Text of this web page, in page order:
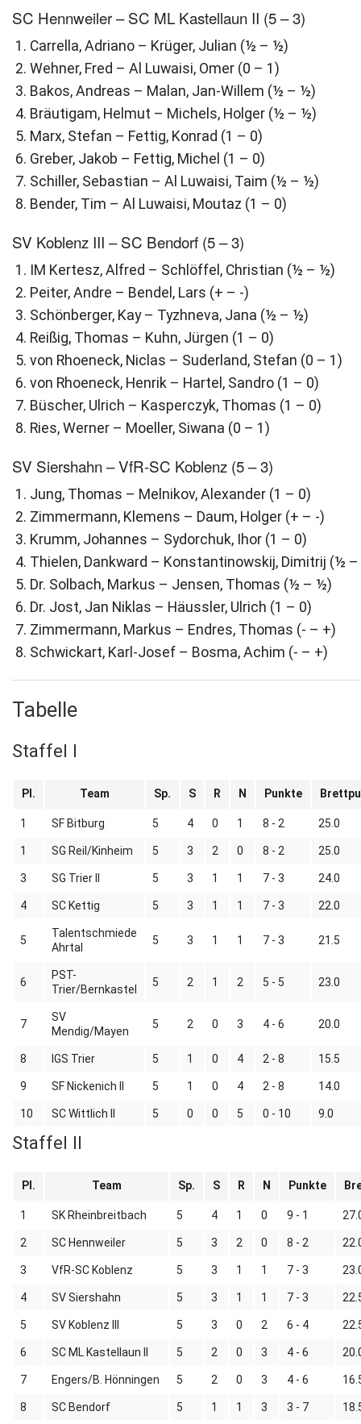
SC Hennweiler – SC ML Kastellaun II (5 – 3)
Carrella, Adriano – Krüger, Julian (½ – ½)
Wehner, Fred – Al Luwaisi, Omer (0 – 1)
Bakos, Andreas – Malan, Jan-Willem (½ – ½)
Bräutigam, Helmut – Michels, Holger (½ – ½)
Marx, Stefan – Fettig, Konrad (1 – 0)
Greber, Jakob – Fettig, Michel (1 – 0)
Schiller, Sebastian – Al Luwaisi, Taim (½ – ½)
Bender, Tim – Al Luwaisi, Moutaz (1 – 0)
SV Koblenz III – SC Bendorf (5 – 3)
IM Kertesz, Alfred – Schlöffel, Christian (½ – ½)
Peiter, Andre – Bendel, Lars (+ – -)
Schönberger, Kay – Tyzhneva, Jana (½ – ½)
Reißig, Thomas – Kuhn, Jürgen (1 – 0)
von Rhoeneck, Niclas – Suderland, Stefan (0 – 1)
von Rhoeneck, Henrik – Hartel, Sandro (1 – 0)
Büscher, Ulrich – Kasperczyk, Thomas (1 – 0)
Ries, Werner – Moeller, Siwana (0 – 1)
SV Siershahn – VfR-SC Koblenz (5 – 3)
Jung, Thomas – Melnikov, Alexander (1 – 0)
Zimmermann, Klemens – Daum, Holger (+ – -)
Krumm, Johannes – Sydorchuk, Ihor (1 – 0)
Thielen, Dankward – Konstantinowskij, Dimitrij (½
Dr. Solbach, Markus – Jensen, Thomas (½ – ½)
Dr. Jost, Jan Niklas – Häussler, Ulrich (1 – 0)
Zimmermann, Markus – Endres, Thomas (- – +)
Schwickart, Karl-Josef – Bosma, Achim (- – +)
Tabelle
Staffel I
Pl. Team Sp. S R N Punkte
1 SF Bitburg 5 4 0 1 8 - 2 25.0
1 SG Reil/Kinheim 5 3 2 0 8 - 2 25.0
3 SG Trier II 5 3 1 1 7 - 3 24.0
4 SC Kettig 5 3 1 1 7 - 3 22.0
5
Talentschmiede
Ahrtal
5 3 1 1 7 - 3 21.5
6
PST-
Trier/Bernkastel
5 2 1 2 5 - 5 23.0
7
SV
Mendig/Mayen
5 2 0 3 4 - 6 20.0
8 IGS Trier 5 1 0 4 2 - 8 15.5
9 SF Nickenich II 5 1 0 4 2 - 8 14.0
10 SC Wittlich II 5 0 0 5 0 - 10 9.0
Staffel II
Pl. Team Sp. S R N Punkte
1 SK Rheinbreitbach 5 4 1 0 9 - 1
2 SC Hennweiler 5 3 2 0 8 - 2
3 VfR-SC Koblenz 5 3 1 1 7 - 3
4 SV Siershahn 5 3 1 1 7 - 3
5 SV Koblenz III 5 3 0 2 6 - 4
6 SC ML Kastellaun II 5 2 0 3 4 - 6
7 Engers/B. Hönningen 5 2 0 3 4 - 6
8 SC Bendorf 5 1 1 3 3 - 7